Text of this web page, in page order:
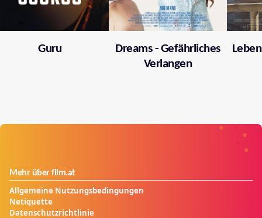
Guru
Dreams - Gefährliches
Verlangen
Mehr über film.at
Allgemeine Nutzungsbedingungen
Netiquette
Datenschutzrichtlinie